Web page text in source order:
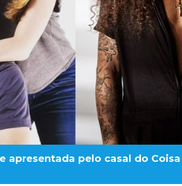
apresentada pelo casal do